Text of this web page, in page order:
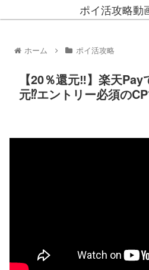
ポイ活攻略動
ホーム ポイ活攻略
【20％還元‼】楽天
元⁉エントリー必須のCP